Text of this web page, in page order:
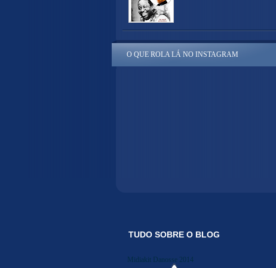
O QUE ROLA LÁ NO INSTAGRAM
TUDO SOBRE O BLOG
Midiakit Danosse 2014